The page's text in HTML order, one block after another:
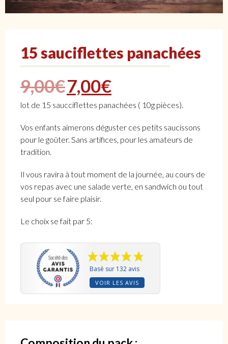
15 sauciflettes panachées
9,00€Le prix initial était :
7,00€Le prix actuel
lot de 15 saucciflettes panachées ( 10g pièces).
Vos enfants aimerons déguster ces petits saucissons
pour le goûter. Sans artifices, pour les amateurs de
tradition.
Il vous ravira à tout moment de la journée, au cours de
vos repas avec une salade verte, en sandwich ou tout
seul pour se faire plaisir.
Le choix se fait par 5:
Basé sur 132 avis
VOIR LES AVIS